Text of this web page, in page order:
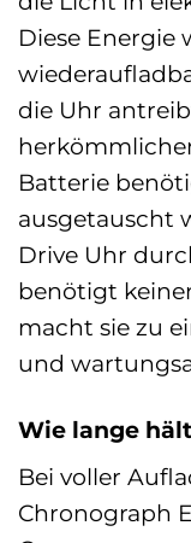
Diese Energie
die Uhr
Batterie
ausgetauscht
Drive Uhr
benötigt
macht sie zu
und
Wie lange
Bei voller
Chronograph